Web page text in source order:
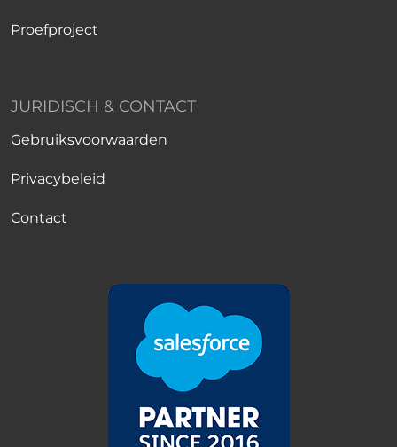
Proefproject
JURIDISCH & CONTACT
Gebruiksvoorwaarden
Privacybeleid
Contact